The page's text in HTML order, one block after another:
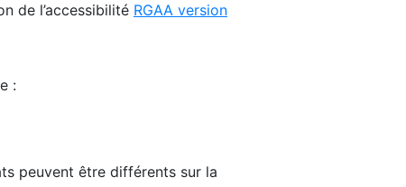
de l’accessibilité RGAA version
:
peuvent être différents sur la